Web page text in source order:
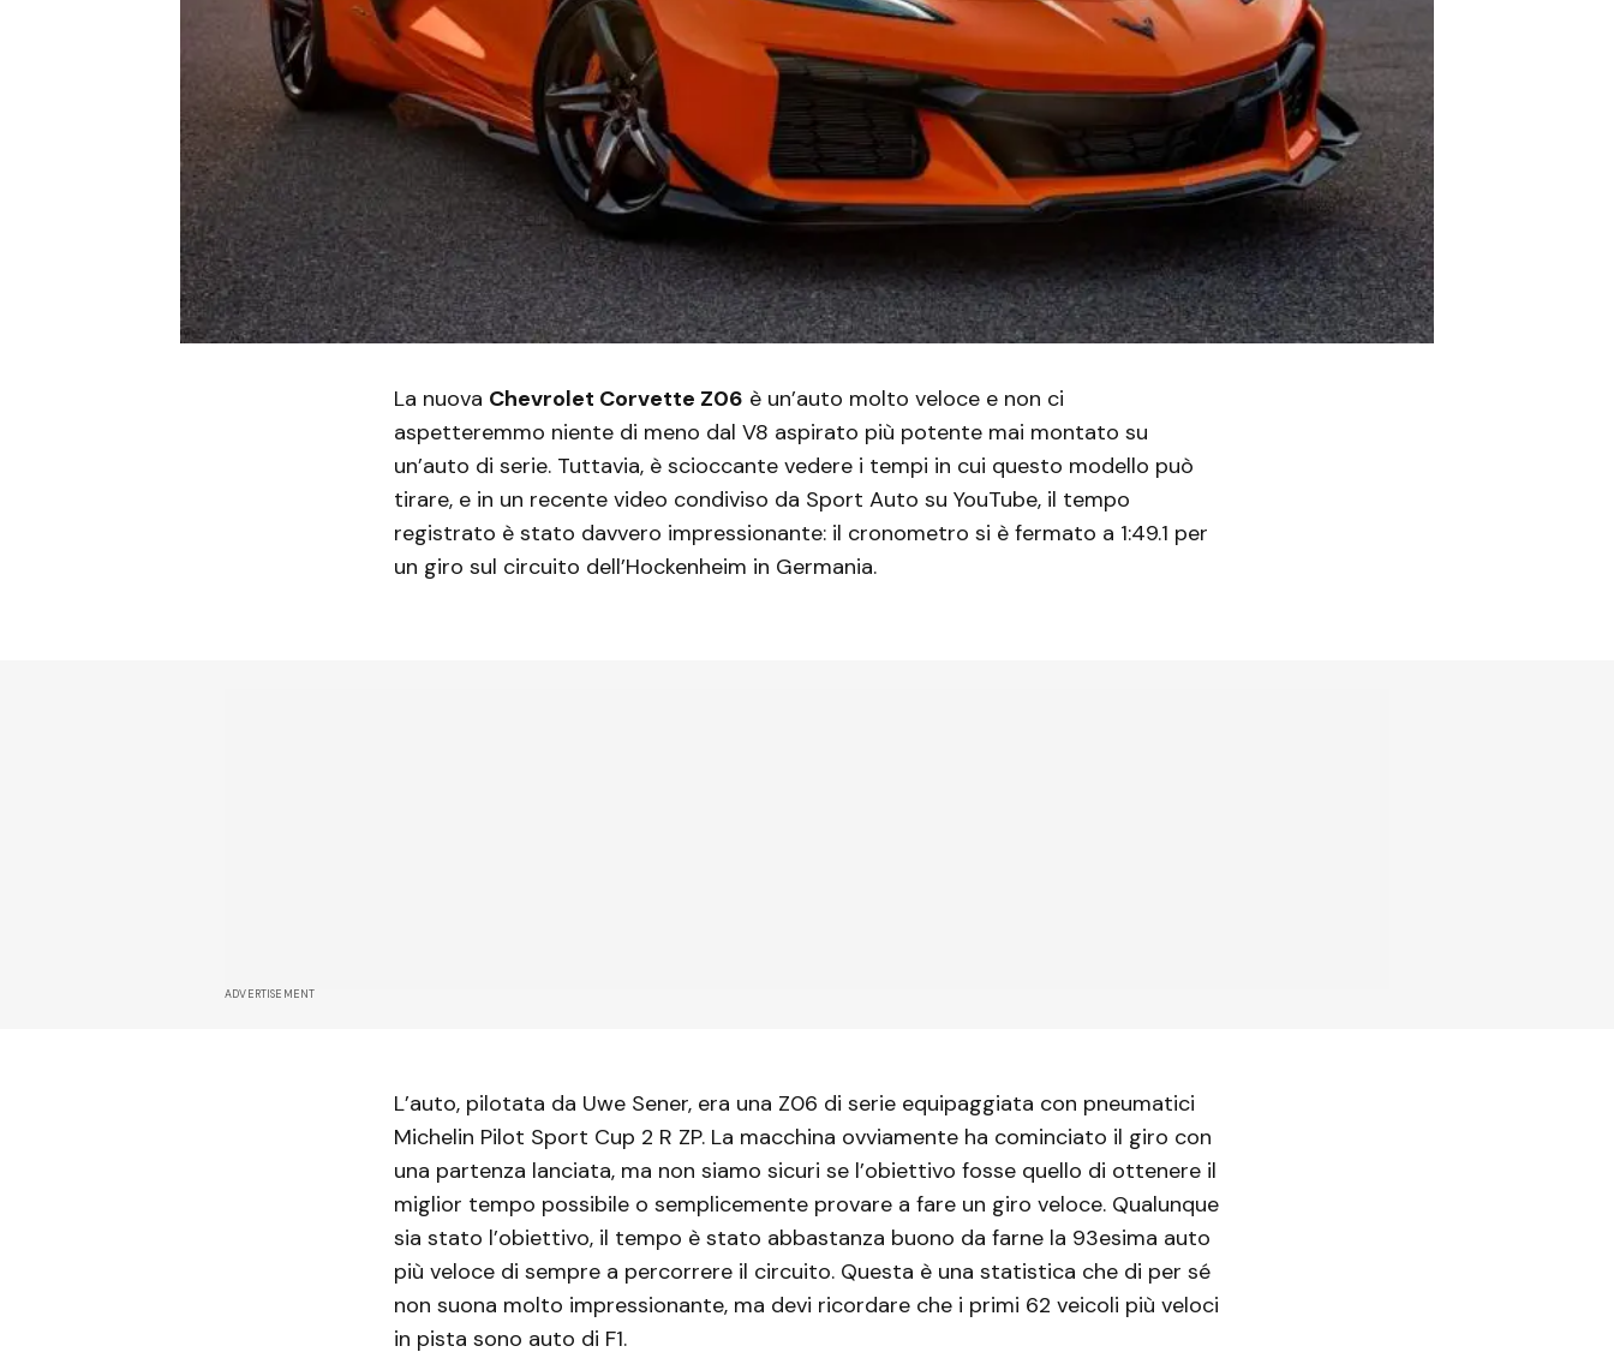
La nuova Chevrolet Corvette Z06 è un’auto molto veloce e non ci
aspetteremmo niente di meno dal V8 aspirato più potente mai montato su
un’auto di serie. Tuttavia, è scioccante vedere i tempi in cui questo modello può
tirare, e in un recente video condiviso da Sport Auto su YouTube, il tempo
registrato è stato davvero impressionante: il cronometro si è fermato a 1:49.1 per
un giro sul circuito dell’Hockenheim in Germania.
ADVERTISEMENT
L’auto, pilotata da Uwe Sener, era una Z06 di serie equipaggiata con pneumatici
Michelin Pilot Sport Cup 2 R ZP. La macchina ovviamente ha cominciato il giro con
una partenza lanciata, ma non siamo sicuri se l’obiettivo fosse quello di ottenere il
miglior tempo possibile o semplicemente provare a fare un giro veloce. Qualunque
sia stato l’obiettivo, il tempo è stato abbastanza buono da farne la 93esima auto
più veloce di sempre a percorrere il circuito. Questa è una statistica che di per sé
non suona molto impressionante, ma devi ricordare che i primi 62 veicoli più veloci
in pista sono auto di F1.